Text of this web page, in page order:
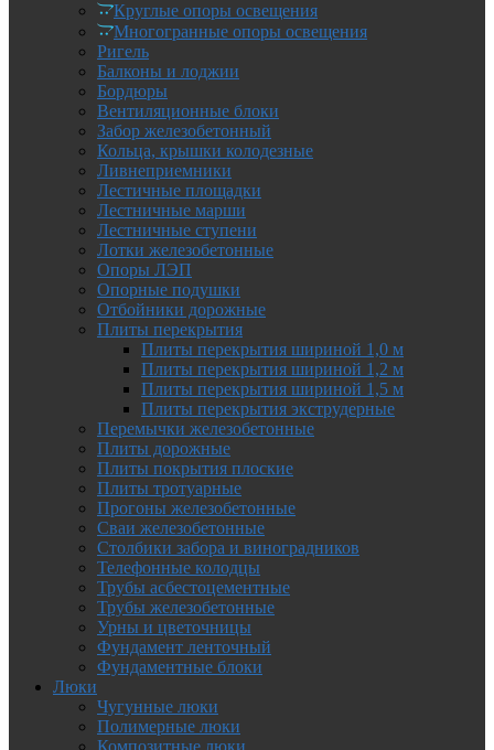
Круглые опоры освещения
Многогранные опоры освещения
Ригель
Балконы и лоджии
Бордюры
Вентиляционные блоки
Забор железобетонный
Кольца, крышки колодезные
Ливнеприемники
Лестичные площадки
Лестничные марши
Лестничные ступени
Лотки железобетонные
Опоры ЛЭП
Опорные подушки
Отбойники дорожные
Плиты перекрытия
Плиты перекрытия шириной 1,0 м
Плиты перекрытия шириной 1,2 м
Плиты перекрытия шириной 1,5 м
Плиты перекрытия экструдерные
Перемычки железобетонные
Плиты дорожные
Плиты покрытия плоские
Плиты тротуарные
Прогоны железобетонные
Сваи железобетонные
Столбики забора и виноградников
Телефонные колодцы
Трубы асбестоцементные
Трубы железобетонные
Урны и цветочницы
Фундамент ленточный
Фундаментные блоки
Люки
Чугунные люки
Полимерные люки
Композитные люки